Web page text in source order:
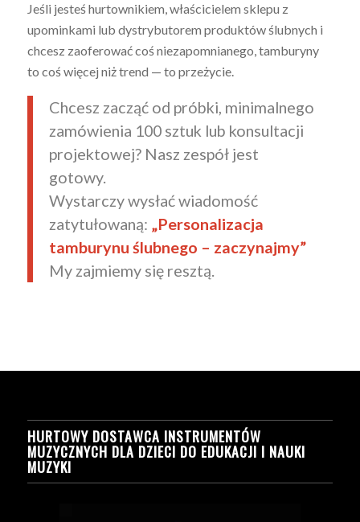
Jeśli jesteś hurtownikiem, właścicielem sklepu z
upominkami lub dystrybutorem produktów ślubnych i
chcesz zaoferować coś niezapomnianego, tamburyny
to coś więcej niż trend — to przeżycie.
Chcesz zacząć od próbki, minimalnego
zamówienia 100 sztuk lub konsultacji
projektowej? Nasz zespół jest
gotowy.
Wystarczy wysłać wiadomość
zatytułowaną: „Personalizacja
tamburynu ślubnego – zaczynajmy”
My zajmiemy się resztą.
HURTOWY DOSTAWCA INSTRUMENTÓW
MUZYCZNYCH DLA DZIECI DO EDUKACJI I NAUKI
MUZYKI